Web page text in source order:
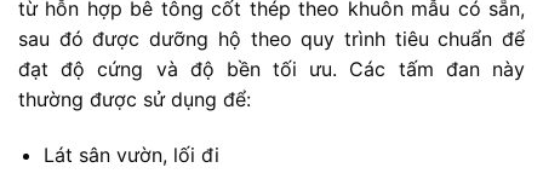
từ hỗn hợp bê tông cốt thép theo khuôn mẫu có sẵn,
sau đó được dưỡng hộ theo quy trình tiêu chuẩn để
đạt độ cứng và độ bền tối ưu. Các tấm đan này
thường được sử dụng để:
Lát sân vườn, lối đi